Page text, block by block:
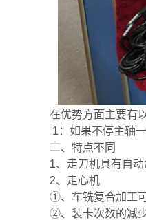
在优势方面主要有
1：如果不停主轴
二、特点不同
1、走刀机具有自
2、走心机
①、车铣复合加工
②、装卡次数的减